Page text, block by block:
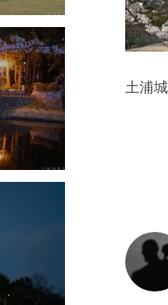
土浦城